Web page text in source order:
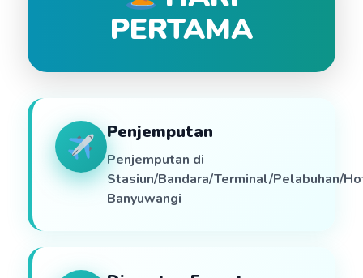
PERTAMA
Penjemputan
Penjemputan di
Stasiun/Bandara/Terminal/Pelabuhan/
Banyuwangi